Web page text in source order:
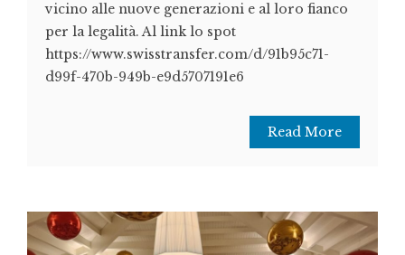
vicino alle nuove generazioni e al loro fianco
per la legalità. Al link lo spot
https://www.swisstransfer.com/d/91b95c71-
d99f-470b-949b-e9d5707191e6
Read More